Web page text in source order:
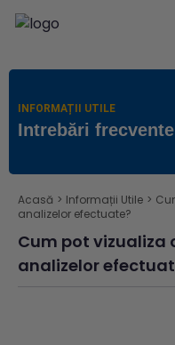
INFORMAȚII UTILE
Intrebări frecvente
Acasă > Informații Utile >
analizelor efectuate?
Cum pot vizualiza
analizelor